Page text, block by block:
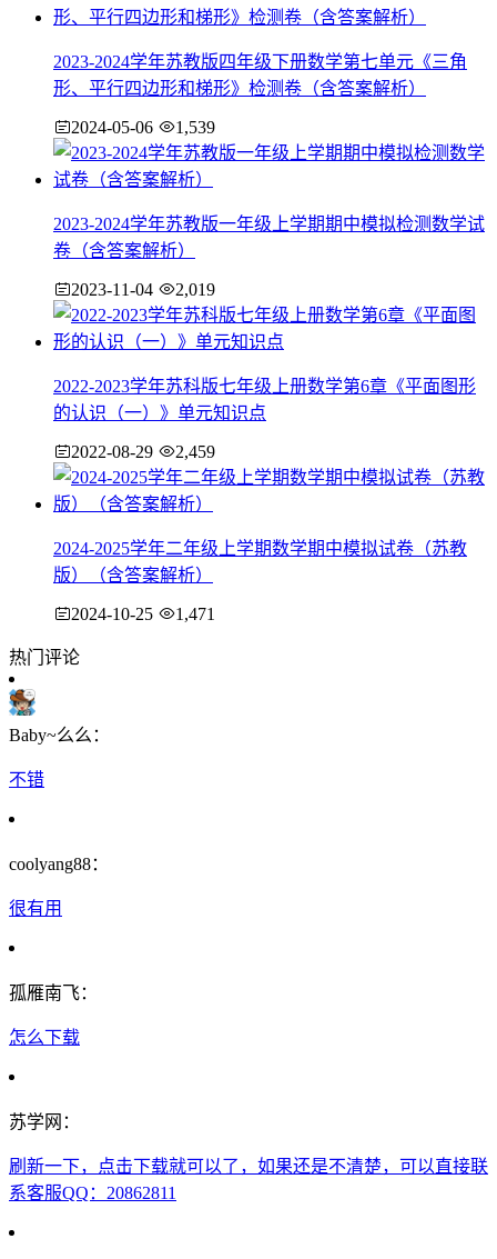
2023-2024学年苏教版四年级下册数学第七单元《三角
形、平行四边形和梯形》检测卷（含答案解析）
2024-05-06 1,539
2023-2024学年苏教版一年级上学期期中模拟检测数学试
卷（含答案解析）
2023-11-04 2,019
2022-2023学年苏科版七年级上册数学第6章《平面图形
的认识（一）》单元知识点
2022-08-29 2,459
2024-2025学年二年级上学期数学期中模拟试卷（苏教
版）（含答案解析）
2024-10-25 1,471
热门评论
Baby~么么：
不错
coolyang88：
很有用
孤雁南飞：
怎么下载
苏学网：
刷新一下，点击下载就可以了，如果还是不清楚，可以直接联
系客服QQ：20862811